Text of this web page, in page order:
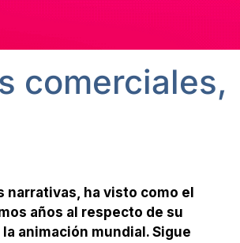
comerciales,
ha visto como el
años al respecto de su
animación mundial. Sigue